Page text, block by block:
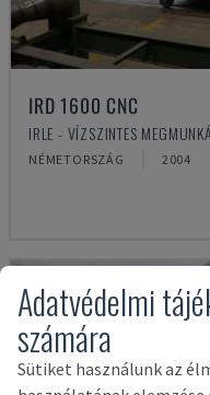
IRD 1600 CNC
IRLE - VÍZSZINTES
NÉMETORSZÁG 2004
Adatvédelmi
számára
Sütiket használunk az